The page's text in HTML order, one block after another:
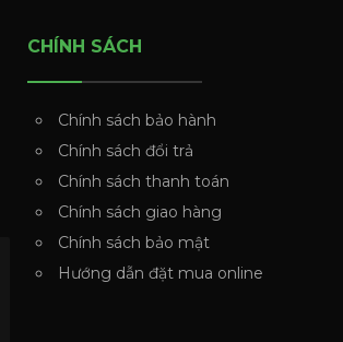
CHÍNH SÁCH
Chính sách bảo hành
Chính sách đổi trả
Chính sách thanh toán
Chính sách giao hàng
Chính sách bảo mật
Hướng dẫn đặt mua online